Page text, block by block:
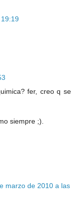
fer, creo q se
siempre ;).
marzo de 2010 a las